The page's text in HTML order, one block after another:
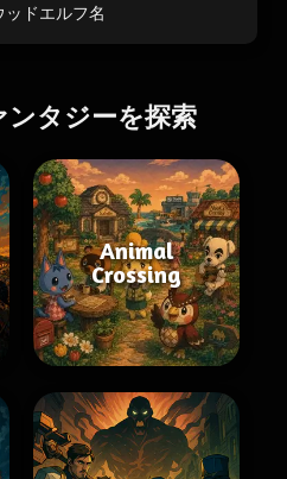
ッドエルフ名
タジーを探索
Animal
Crossing